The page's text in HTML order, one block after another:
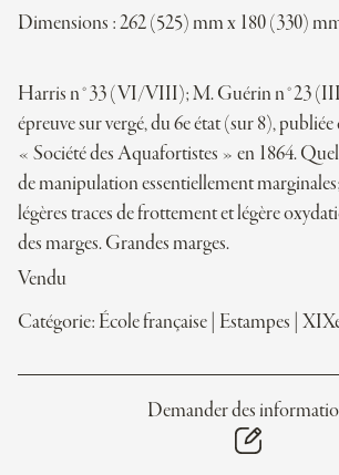
Dimensions : 262 (525) mm x 180 (330)
Harris n°33 (VI/VIII); M. Guérin n°23
épreuve sur vergé, du 6e état (sur 8), publiée
« Société des Aquafortistes » en 1864.
de manipulation essentiellement
légères traces de frottement et légère
des marges. Grandes marges.
Vendu
Catégorie: École française Estampes
Demander des